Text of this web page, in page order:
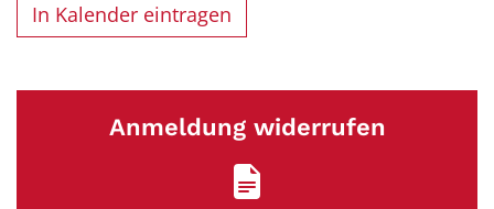
In Kalender eintragen
Anmeldung widerrufen